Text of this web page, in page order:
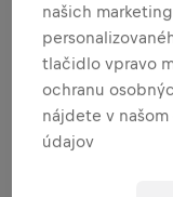
Každý krok, ktorý
zranenie miechy.
Registrácia sa
vás budeme
našich
tlačidlo vpravo
ochranu
nájdete v
údajov